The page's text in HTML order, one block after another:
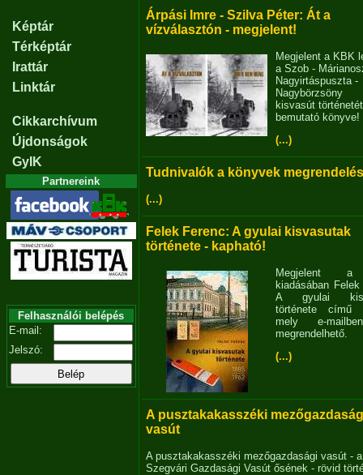
Képtár
Térképtár
Irattár
Linktár
Cikkarchívum
Újdonságok
GyIK
Partnereink
Felhasználói belépés
E-mail:
Jelszó:
Árpási Imre - Szilva Péter: Át a
vízválasztón - megjelent!
Megjelent a KBK
a Szob -
Nagyirtáspuszta -
Nagybörzsöny
kisvasút történetét
bemutató könyve!
(...)
Tudnivalók a könyvek
(...)
Felek Ferenc: A gyulai kisvasutak
története - kapható!
Megjelent
kiadásában
A gyulai
története című
mely e-
megrendelhető.
(...)
A pusztakakasszéki
vasút
A pusztakakasszéki mezőgazdasági vasút - a
Szegvári Gazdasági Vasút ősének - rövid